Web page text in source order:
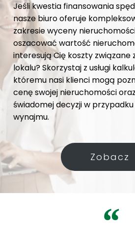
Jeśli kwestia finansowania
nasze biuro oferuje
zakresie wyceny
oszacować wartość
interesują Cię koszty związane
lokalu? Skorzystaj z usługi
któremu nasi klienci mogą
cenę swojej nieruchomości
świadomej decyzji w
wynajmu.
Zobacz